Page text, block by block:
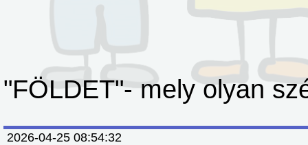
"FÖLDET"- mely olyan
2026-04-25 08:54:32